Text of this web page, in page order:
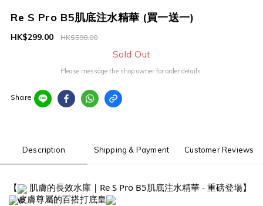
Re S Pro B5肌底注水精華 (買一送一)
HK$598.00
HK$299.00
Sold Out
Please message the shop owner for order details.
Share
Description Shipping & Payment Customer Reviews
【 肌膚的長效水庫｜ Re S Pro B5肌底注水精華 - 重磅登場】
皮膚尊屬的百搭打底皇